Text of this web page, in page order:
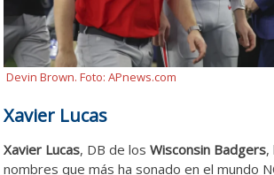
Devin Brown. Foto: APnews.com
Xavier Lucas
Xavier Lucas, DB de losWisconsin Badgers,
nombres que más ha sonado en el mundo